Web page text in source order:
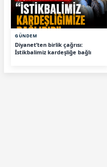
GÜNDEM
Diyanet’ten birlik çağrısı:
İstikbalimiz kardeşliğe bağlı